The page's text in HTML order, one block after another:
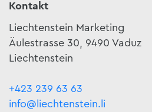
Kontakt
Liechtenstein Marketing
Äulestrasse 30, 9490 Vaduz
Liechtenstein
+423 239 63 63
info@liechtenstein.li